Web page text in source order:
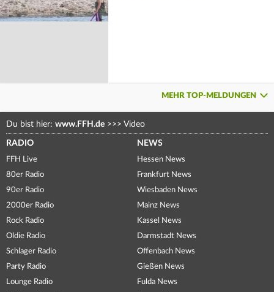
MEHR TOP-MELDUNGEN
Du bist hier: www.FFH.de >>> Video
RADIO
FFH Live
80er Radio
90er Radio
2000er Radio
Rock Radio
Oldie Radio
Schlager Radio
Party Radio
Lounge Radio
NEWS
Hessen News
Frankfurt News
Wiesbaden News
Mainz News
Kassel News
Darmstadt News
Offenbach News
Gießen News
Fulda News